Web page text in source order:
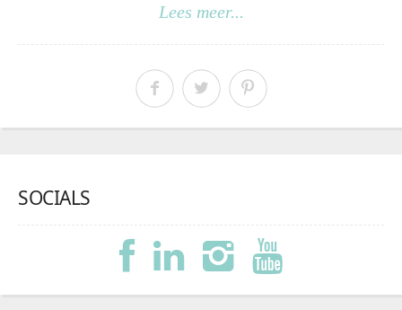
Lees meer...
SOCIALS